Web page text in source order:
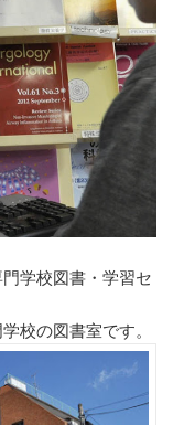
学校図書・学習セ
校の図書室です。